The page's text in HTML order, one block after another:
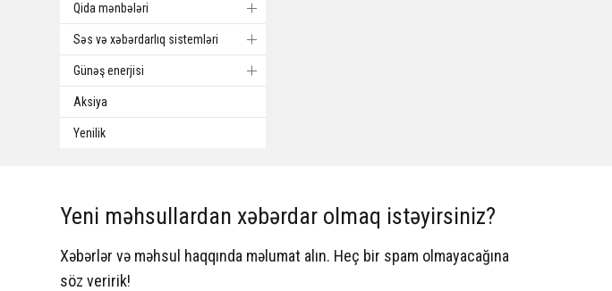
Qida mənbələri
Səs və xəbərdarlıq sistemləri
Günəş enerjisi
Aksiya
Yenilik
Yeni məhsullardan xəbərdar olmaq istəyirsiniz?
Xəbərlər və məhsul haqqında məlumat alın. Heç bir spam olmayacağına
söz veririk!